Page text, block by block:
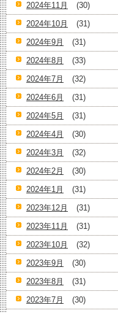
2024年11月
(30)
2024年10月
(31)
2024年9月
(31)
2024年8月
(33)
2024年7月
(32)
2024年6月
(31)
2024年5月
(31)
2024年4月
(30)
2024年3月
(32)
2024年2月
(30)
2024年1月
(31)
2023年12月
(31)
2023年11月
(31)
2023年10月
(32)
2023年9月
(30)
2023年8月
(31)
2023年7月
(30)